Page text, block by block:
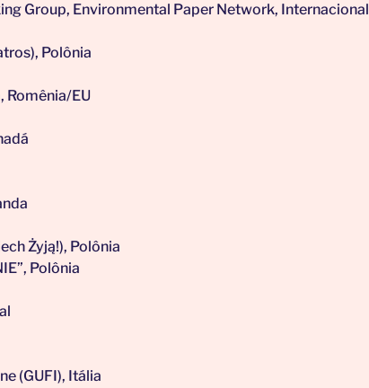
Group, Environmental Paper Network, Internacional
Polônia
Romênia/EU
Żyją!), Polônia
Polônia
(GUFI), Itália